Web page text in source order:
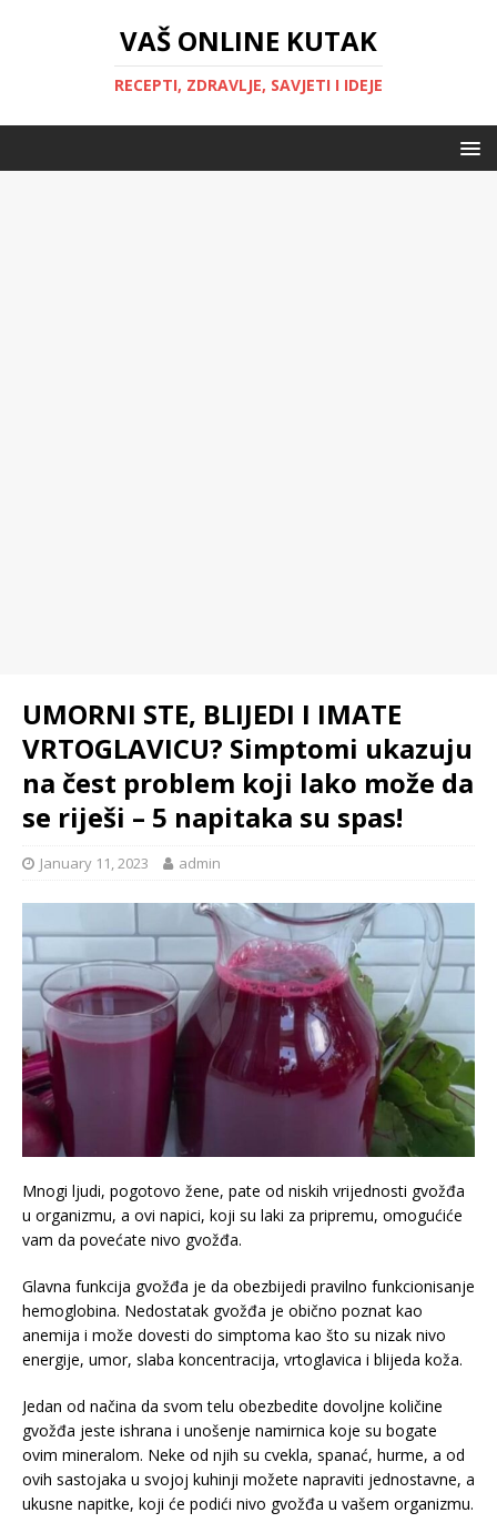
VAŠ ONLINE KUTAK
RECEPTI, ZDRAVLJE, SAVJETI I IDEJE
UMORNI STE, BLIJEDI I IMATE
VRTOGLAVICU? Simptomi ukazuju
na čest problem koji lako može da
se riješi – 5 napitaka su spas!
January 11, 2023 admin
Mnogi ljudi, pogotovo žene, pate od niskih vrijednosti gvožđa
u organizmu, a ovi napici, koji su laki za pripremu, omogućiće
vam da povećate nivo gvožđa.
Glavna funkcija gvožđa je da obezbijedi pravilno funkcionisanje
hemoglobina. Nedostatak gvožđa je obično poznat kao
anemija i može dovesti do simptoma kao što su nizak nivo
energije, umor, slaba koncentracija, vrtoglavica i blijeda koža.
Jedan od načina da svom telu obezbedite dovoljne količine
gvožđa jeste ishrana i unošenje namirnica koje su bogate
ovim mineralom. Neke od njih su cvekla, spanać, hurme, a od
ovih sastojaka u svojoj kuhinji možete napraviti jednostavne, a
ukusne napitke, koji će podići nivo gvožđa u vašem organizmu.